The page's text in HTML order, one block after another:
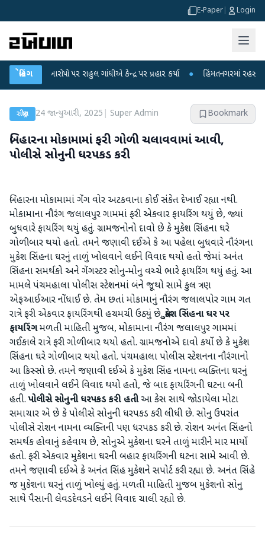
E-Paper Login
બ્રેકિંગ
આરોપો પર રાહુલ ગાંધીએ કેન્દ્ર પર પ્રહાર કર્યા ● હિંમતનગરમાં રહસ્યમય વાયરસ
રાષ્ટ્રીય 24 જાન્યુઆરી, 2025 Super Admin Bookmark
બિહારના મોકામામાં ફરી ગોળી ચલાવવામાં આવી,
પોલીસે સોનુની ધરપકડ કરી
બિહારના મોકામામાં ગેંગ વોર અટકવાના કોઈ સંકેત દેખાઈ રહ્યા નથી.
મોકામાના નૌરંગ જલાલપુર ગામમાં ફરી એકવાર ફાયરિંગ થયું છે, જ્યાં
બુધવારે ફાયરિંગ થયું હતું. ગ્રામજનોનો દાવો છે કે મુકેશ સિંહના ઘરે
ગોળીબાર થયો હતો. તમને જણાવી દઈએ કે આ પહેલા બુધવારે નૌરંગના
મુકેશ સિંહના ઘરનું તાળું ખોલવાને લઈને વિવાદ થયો હતો જેમાં અનંત
સિંહના સમર્થકો અને ગેંગસ્ટર સોનુ-મોનુ વચ્ચે ભારે ફાયરિંગ થયું હતું. આ
મામલે પંચમહાલા પોલીસ સ્ટેશનમાં બંને જૂથો સામે કુલ ત્રણ
એફઆઈઆર નોંધાઈ છે. તેમ છતાં મોકામાનું નૌરંગ જલાલપોર ગામ ગત
રાત્રે ફરી એકવાર ફાયરિંગથી હચમચી ઉઠ્યું છે.મુકેશ સિંહના ઘર પર
ફાયરિંગમળતી માહિતી મુજબ, મોકામાના નૌરંગ જલાલપુર ગામમાં
ગઈકાલે રાત્રે ફરી ગોળીબાર થયો હતો. ગ્રામજનોએ દાવો કર્યો છે કે મુકેશ
સિંહના ઘરે ગોળીબાર થયો હતો. પંચમહાલા પોલીસ સ્ટેશનના નૌરંગાનો
આ કિસ્સો છે. તમને જણાવી દઈએ કે મુકેશ સિંહ નામના વ્યક્તિના ઘરનું
તાળું ખોલવાને લઈને વિવાદ થયો હતો, જે બાદ ફાયરિંગની ઘટના બની
હતી.પોલીસે સોનુની ધરપકડ કરી હતીઆ કેસ સાથે જોડાયેલા મોટા
સમાચાર એ છે કે પોલીસે સોનુની ધરપકડ કરી લીધી છે. સોનુ ઉપરાંત
પોલીસે રોશન નામના વ્યક્તિની પણ ધરપકડ કરી છે. રોશન અનંત સિંહનો
સમર્થક હોવાનું કહેવાય છે, સોનુએ મુકેશના ઘરને તાળું મારીને માર માર્યો
હતો. ફરી એકવાર મુકેશના ઘરની બહાર ફાયરિંગની ઘટના સામે આવી છે.
તમને જણાવી દઈએ કે અનંત સિંહ મુકેશને સપોર્ટ કરી રહ્યા છે. અનંત સિંહે
જ મુકેશના ઘરનું તાળું ખોલ્યું હતું. મળતી માહિતી મુજબ મુકેશનો સોનુ
સાથે પૈસાની લેવડદેવડને લઈને વિવાદ ચાલી રહ્યો છે.